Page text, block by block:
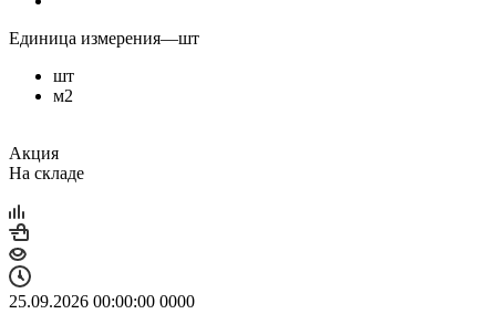
Единица измерения—шт
шт
м2
Акция
На складе
25.09.2026 00:00:00 0000